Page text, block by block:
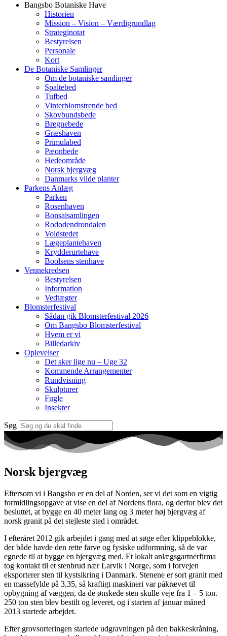
Bangsbo Botaniske Have
Historien
Mission – Vision – Værdigrundlag
Strateginotat
Bestyrelsen
Personale
Kort
De Botaniske Samlinger
Om de botaniske samlinger
Spaltebed
Tufbed
Vinterblomstrende bed
Skovbundsbede
Bregnebede
Græshaven
Primulabed
Pæonbede
Hedeområde
Norsk bjergvæg
Danmarks vilde planter
Parkens Anlæg
Parken
Rosenhaven
Bonsaisamlingen
Rododendrondalen
Voldstedet
Lægeplantehaven
Krydderurtehave
Boolsens stenhave
Vennekredsen
Bestyrelsen
Information
Vedtægter
Blomsterfestival
Sådan gik Blomsterfestival 2026
Om Bangsbo Blomsterfestival
Hvem er vi
Billedarkiv
Oplevelser
Det sker lige nu – Uge 32
Kommende Arrangementer
Rundvisning
Skulpturer
Fugle
Insekter
Søg
Norsk bjergvæg
Eftersom vi i Bangsbo er en del af Norden, ser vi det som en vigtig
formidlingsopgave at vise en del af Nordens flora, og derfor blev det
besluttet, at bygge en 40 meter lang og 3 meter høj bjergvæg af
norsk granit på det stejleste sted i området.
I efteråret 2012 gik arbejdet i gang med at søge efter klippeblokke,
der både havde den rette farve og fysiske udformning, så de var
egnede til at bygge en bjergvæg med. Et lokalt anlægsgartnerfirma
tog kontakt til et stenbrud nær Larvik i Norge, som i forvejen
eksporterer sten til kystsikring i Danmark. Stenene er sort granit med
en massefylde på 3,35, så kraftigt maskineri var påkrævet til
opbygning af væggen, da de ønskede sten skulle veje fra 1 – 5 ton.
250 ton sten blev bestilt og leveret, og i starten af januar måned
2013 startede arbejdet.
Efter grovsorteringen startede udgravningen på den bakkeskråning,